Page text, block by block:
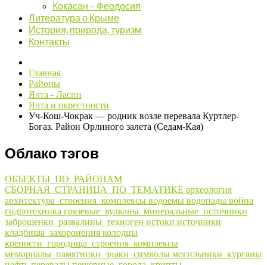
Кокасан – Феодосия
Литература о Крыме
История, природа, туризм
Контакты
Главная
Районы
Ялта - Ласпи
Ялта и окрестности
Уч-Кош-Чокрак — родник возле перевала Куртлер-
Богаз. Район Орлиного залета (Седам-Кая)
Облако тэгов
ОБЪЕКТЫ_ПО_РАЙОНАМ
СБОРНАЯ_СТРАНИЦА_ПО_ТЕМАТИКЕ археология
архитектура_строения_комплексы водоемы водопады война
гидротехника грязевые_вулканы_минеральные_источники
заброшенки_развалины_техноген истоки источники
кладбища_захоронения колодцы
крепости_городища_строения_комплексы
мемориалы_памятники_знаки_символы могильники_курганы